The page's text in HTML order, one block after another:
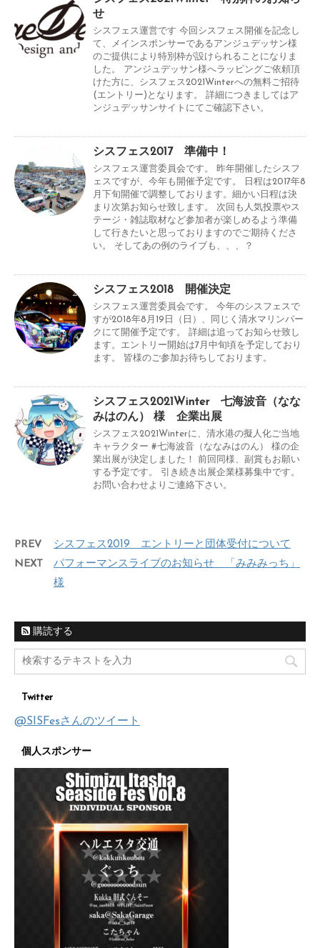
せ
シスフェス運営です 今回シスフェス開催を記念し
て、メインスポンサーであるアンジュデッサン様
のご提供により特別枠が設けられることになりま
した。 アンジュデッサン様へラッピングご依頼頂
けた方に、シスフェス2021Winterへの無料ご招待
(エントリー)となります。 詳細につきましてはア
ンジュデッサンサイトにてご確認下さい。
シスフェス2017 準備中！
シスフェス運営委員会です。 昨年開催したシスフ
ェスですが、今年も開催予定です。 日程は2017年8
月下旬開催で調整しております。細かい日程は決
まり次第お知らせ致します。 次回も人気投票やス
テージ・雑誌取材など参加者が楽しめるよう準備
して行きたいと思っておりますのでご期待くださ
い。 そしてあの例のライブも、、、？
シスフェス2018 開催決定
シスフェス運営委員会です。 今年のシスフェスで
すが2018年8月19日（日）、同じく清水マリンパー
クにて開催予定です。 詳細は追ってお知らせ致し
ます。エントリー開始は7月中旬頃を予定しており
ます。 皆様のご参加お待ちしております。
シスフェス2021Winter 七海波音（なな
みはのん） 様 企業出展
シスフェス2021Winterに、清水港の擬人化ご当地
キャラクター #七海波音（ななみはのん） 様の企
業出展が決定しました！ 前回同様、副賞もお願い
する予定です。 引き続き出展企業様募集中です。
お問い合わせよりご連絡下さい。
PREV
シスフェス2019 エントリーと団体受付について
NEXT
パフォーマンスライブのお知らせ 「みみみっち」
様
購読する
Twitter
@SISFesさんのツイート
個人スポンサー